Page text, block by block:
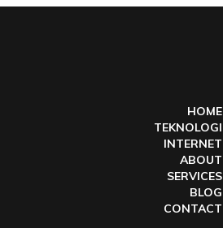
HOME
TEKNOLOGI
INTERNET
ABOUT
SERVICES
BLOG
CONTACT